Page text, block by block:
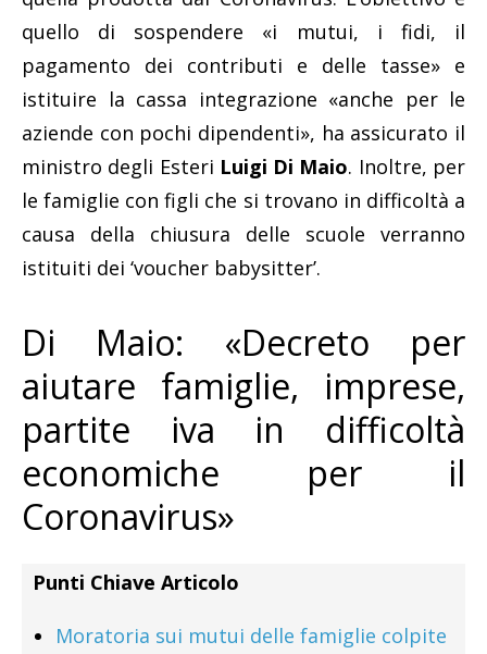
quello di sospendere «i mutui, i fidi, il
pagamento dei contributi e delle tasse» e
istituire la cassa integrazione «anche per le
aziende con pochi dipendenti», ha assicurato il
ministro degli Esteri Luigi Di Maio. Inoltre, per
le famiglie con figli che si trovano in difficoltà a
causa della chiusura delle scuole verranno
istituiti dei ‘voucher babysitter’.
Di Maio: «Decreto per
aiutare famiglie, imprese,
partite iva in difficoltà
economiche per il
Coronavirus»
Punti Chiave Articolo
Moratoria sui mutui delle famiglie colpite